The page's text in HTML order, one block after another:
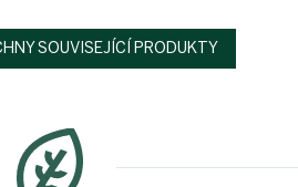
SOUVISEJÍCÍ PRODUKTY